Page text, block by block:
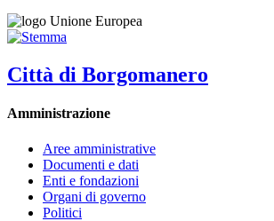
Città di Borgomanero
Amministrazione
Aree amministrative
Documenti e dati
Enti e fondazioni
Organi di governo
Politici